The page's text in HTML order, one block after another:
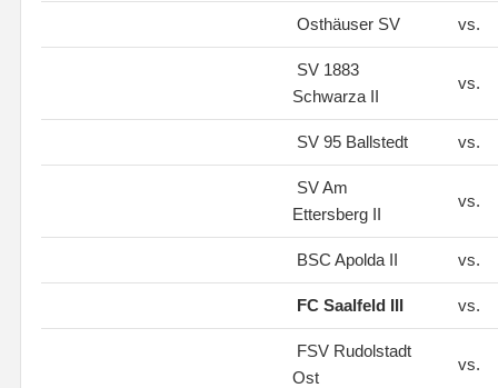
Osthäuser SV vs.
SV 1883
Schwarza II
vs.
SV 95 Ballstedt vs.
SV Am
Ettersberg II
vs.
BSC Apolda II vs.
FC Saalfeld III vs.
FSV Rudolstadt
Ost
vs.